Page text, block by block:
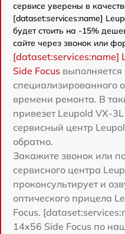
сервисе уверены в
[dataset:services:name]
будет стоить на -15%
сайте через звонок или
[dataset:services:name]
Side Focus выполняется
специализированного
времени ремонта. В
привезет Leupold VX-
сервисный центр
обратно.
Закажите звонок или
сервисного центра
проконсультирует и
оптического прицела
Focus.
14x56 Side Focus по